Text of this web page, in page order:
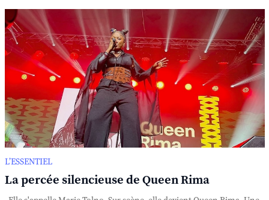
L’ESSENTIEL
La percée silencieuse de Queen Rima